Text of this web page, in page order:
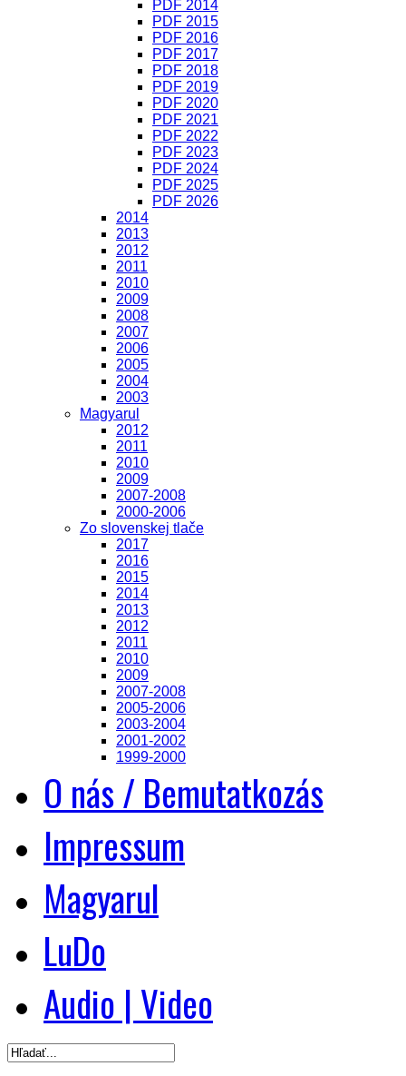
PDF 2014
PDF 2015
PDF 2016
PDF 2017
PDF 2018
PDF 2019
PDF 2020
PDF 2021
PDF 2022
PDF 2023
PDF 2024
PDF 2025
PDF 2026
2014
2013
2012
2011
2010
2009
2008
2007
2006
2005
2004
2003
Magyarul
2012
2011
2010
2009
2007-2008
2000-2006
Zo slovenskej tlače
2017
2016
2015
2014
2013
2012
2011
2010
2009
2007-2008
2005-2006
2003-2004
2001-2002
1999-2000
O nás / Bemutatkozás
Impressum
Magyarul
LuDo
Audio | Video